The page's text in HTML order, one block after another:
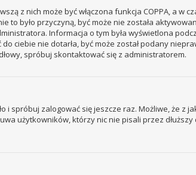
z nich może być włączona funkcja COPPA, a w
to było przyczyną, być może nie została
Informacja o tym była wyświetlona
ciebie nie dotarła, być może został podany
spróbuj skontaktować się z administratorem.
i spróbuj zalogować się jeszcze raz. Możliwe, że z
użytkowników, którzy nic nie pisali przez dłuższy